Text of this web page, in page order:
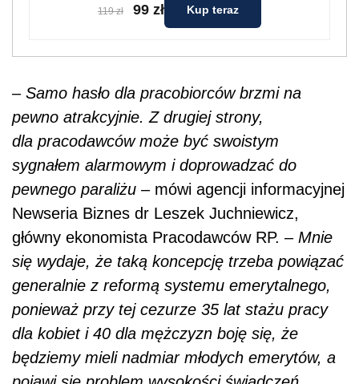
119 zł 99 zł Kup teraz
–Samo hasło dla pracobiorców brzmi na
pewno atrakcyjnie. Z drugiej strony,
dla pracodawców może być swoistym
sygnałem alarmowym i doprowadzać do
pewnego paraliżu – mówi agencji informacyjnej
Newseria Biznes dr Leszek Juchniewicz,
główny ekonomista Pracodawców RP. – Mnie
się wydaje, że taką koncepcję trzeba powiązać
generalnie z reformą systemu emerytalnego,
ponieważ przy tej cezurze 35 lat stażu pracy
dla kobiet i 40 dla mężczyzn boję się, że
będziemy mieli nadmiar młodych emerytów, a